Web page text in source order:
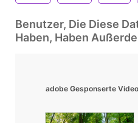
Benutzer, Die Diese
Haben, Haben
adobe Gesponserte